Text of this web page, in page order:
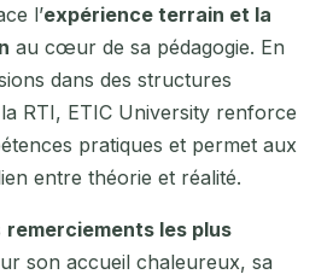
l’expérience terrain et la
au cœur de sa pédagogie. En
dans des structures
RTI, ETIC University renforce
pratiques et permet aux
entre théorie et réalité.
remerciements les plus
son accueil chaleureux, sa